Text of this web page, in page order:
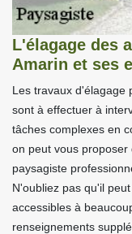
L'élagage des
Amarin et ses
Les travaux d'élagage
sont à effectuer à
tâches complexes en
on peut vous
paysagiste
N'oubliez pas qu'il
accessibles à
renseignements